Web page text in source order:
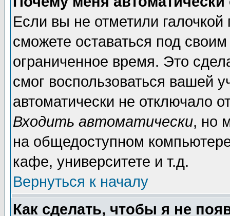
Если вы не отметили галочкой
сможете оставаться под
ограниченное время. Это
смог воспользоваться вашей
автоматически не отключало
Входить автоматически, но
на общедоступном
кафе, университете и т.д.
Вернуться к началу
Как сделать, чтобы я не